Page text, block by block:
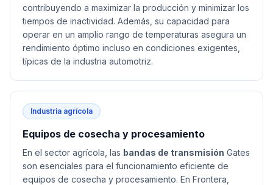
contribuyendo a maximizar la producción y minimizar los
tiempos de inactividad. Además, su capacidad para
operar en un amplio rango de temperaturas asegura un
rendimiento óptimo incluso en condiciones exigentes,
típicas de la industria automotriz.
Industria agrícola
Equipos de cosecha y procesamiento
En el sector agrícola, las bandas de transmisión Gates
son esenciales para el funcionamiento eficiente de
equipos de cosecha y procesamiento. En Frontera,